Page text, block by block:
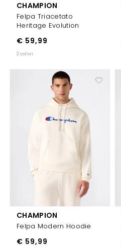
CHAMPION
Felpa Triacetato
Heritage Evolution
€ 59,99
2 colori
CHAMPION
Felpa Modern Hoodie
€ 59,99